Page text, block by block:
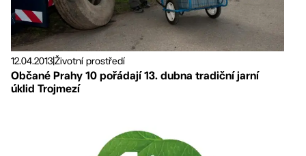
12.04.2013Životní prostředí
Občané Prahy 10 pořádají 13. dubna tradiční jarní
úklid Trojmezí